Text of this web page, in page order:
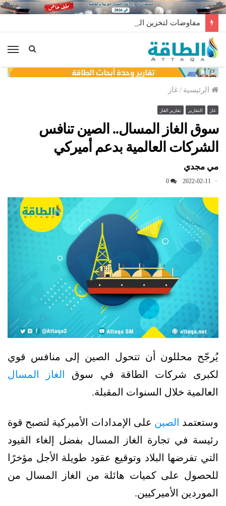
مفاوضات لتخزين النفط العراقي في الخارج
الرئيسية /غاز
غاز التقارير تقارير الغاز
سوق الغاز المسال.. الصين تنافس
الشركات العالمية بدعم أميركي
مي مجدي
2022-02-11
0
يُرجّح محللون أن تتحول الصين إلى منافس قوي
لكبرى شركات الطاقة في سوق
الغاز المسال
العالمية خلال السنوات المقبلة.
وستعتمد الصين على الإمدادات الأميركية لتصبح قوة
رئيسة في تجارة الغاز المسال بفضل إلغاء القيود
التي تفرضها البلاد وتوقيع عقود طويلة الأجل مؤخرًا
للحصول على كميات هائلة من الغاز المسال من
الموردين الأميركيين.